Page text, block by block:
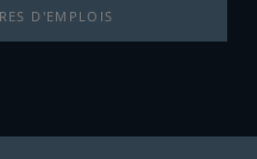
D'EMPLOIS